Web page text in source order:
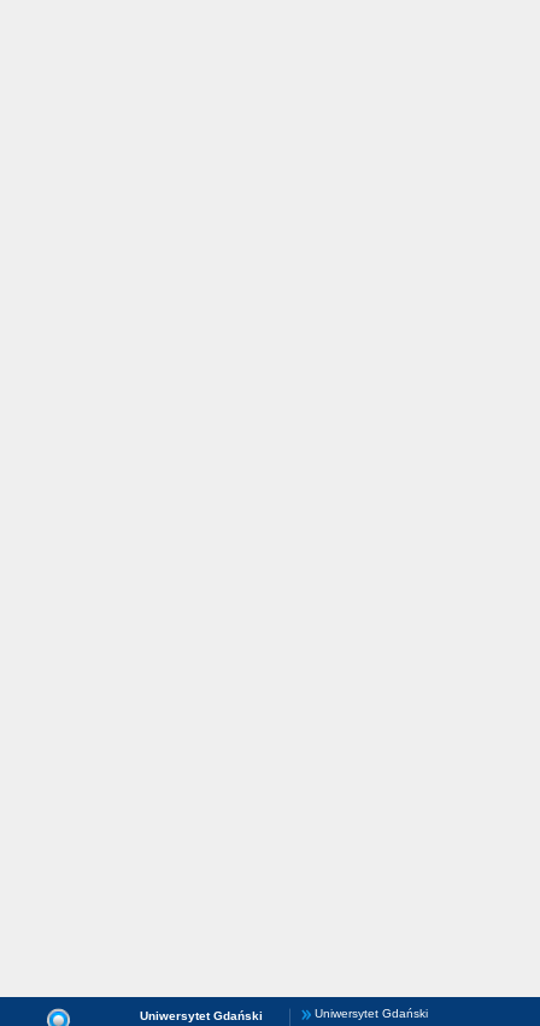
Uniwersytet Gdański Uniwersytet Gdański